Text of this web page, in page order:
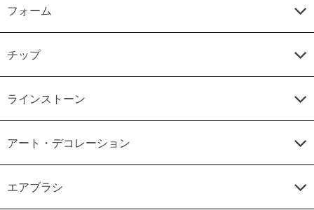
フォーム
チップ
ラインストーン
アート・デコレーション
エアブラシ